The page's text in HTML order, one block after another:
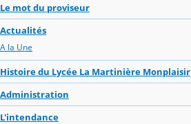
Le mot du proviseur
Actualités
A la Une
Histoire du Lycée La Martinière Monplaisir
Administration
L'intendance